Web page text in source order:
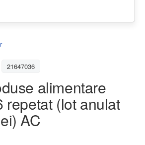
21647036
alimentare
repetat (lot anulat
AC